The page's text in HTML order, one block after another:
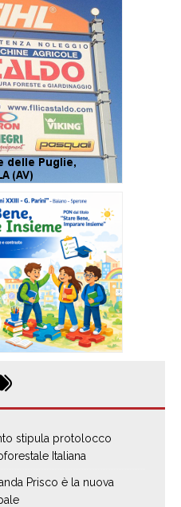
stipula protolocco
Italiana
Prisco è la nuova